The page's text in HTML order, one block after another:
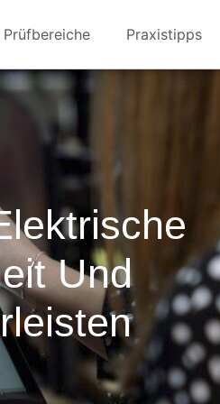
Prüfbereiche Praxistipps
Und